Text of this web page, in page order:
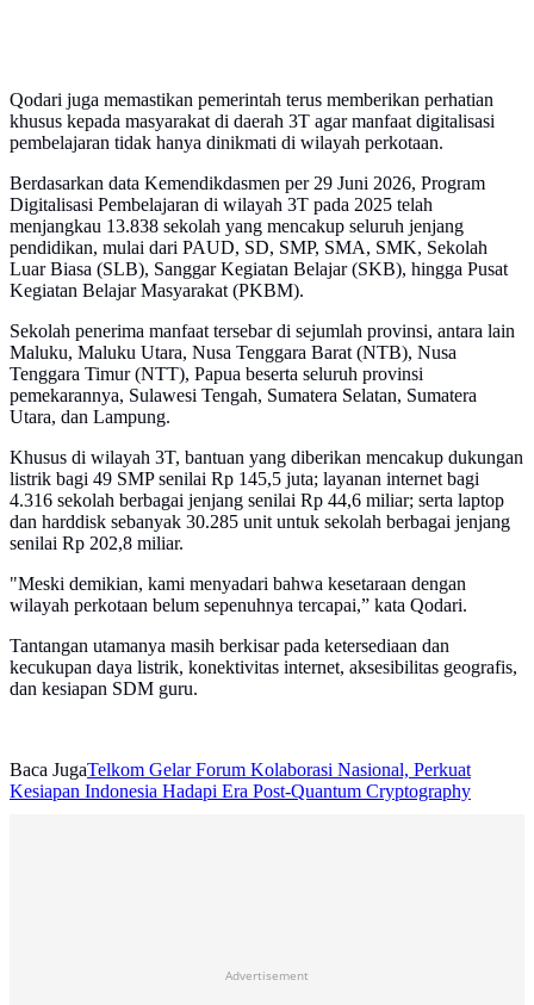
Qodari juga memastikan pemerintah terus memberikan perhatian
khusus kepada masyarakat di daerah 3T agar manfaat digitalisasi
pembelajaran tidak hanya dinikmati di wilayah perkotaan.
Berdasarkan data Kemendikdasmen per 29 Juni 2026, Program
Digitalisasi Pembelajaran di wilayah 3T pada 2025 telah
menjangkau 13.838 sekolah yang mencakup seluruh jenjang
pendidikan, mulai dari PAUD, SD, SMP, SMA, SMK, Sekolah
Luar Biasa (SLB), Sanggar Kegiatan Belajar (SKB), hingga Pusat
Kegiatan Belajar Masyarakat (PKBM).
Sekolah penerima manfaat tersebar di sejumlah provinsi, antara lain
Maluku, Maluku Utara, Nusa Tenggara Barat (NTB), Nusa
Tenggara Timur (NTT), Papua beserta seluruh provinsi
pemekarannya, Sulawesi Tengah, Sumatera Selatan, Sumatera
Utara, dan Lampung.
Khusus di wilayah 3T, bantuan yang diberikan mencakup dukungan
listrik bagi 49 SMP senilai Rp 145,5 juta; layanan internet bagi
4.316 sekolah berbagai jenjang senilai Rp 44,6 miliar; serta laptop
dan harddisk sebanyak 30.285 unit untuk sekolah berbagai jenjang
senilai Rp 202,8 miliar.
"Meski demikian, kami menyadari bahwa kesetaraan dengan
wilayah perkotaan belum sepenuhnya tercapai,” kata Qodari.
Tantangan utamanya masih berkisar pada ketersediaan dan
kecukupan daya listrik, konektivitas internet, aksesibilitas geografis,
dan kesiapan SDM guru.
Baca JugaTelkom Gelar Forum Kolaborasi Nasional, Perkuat
Kesiapan Indonesia Hadapi Era Post-Quantum Cryptography
Advertisement